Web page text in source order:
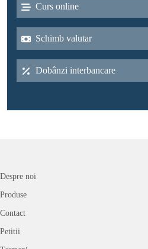
Curs online
Schimb valutar
Dobânzi interbancare
Despre noi
Produse
Contact
Petitii